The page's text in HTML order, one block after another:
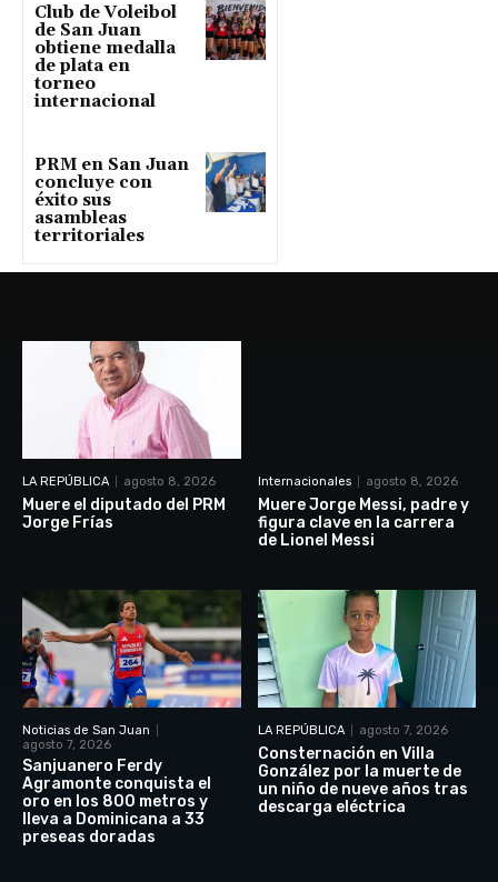
Club de Voleibol
de San Juan
obtiene medalla
de plata en
torneo
internacional
PRM en San Juan
concluye con
éxito sus
asambleas
territoriales
LA REPÚBLICA agosto 8, 2026
Muere el diputado del PRM
Jorge Frías
Internacionales agosto 8, 2026
Muere Jorge Messi, padre y
figura clave en la carrera
de Lionel Messi
Noticias de San Juan
agosto 7, 2026
Sanjuanero Ferdy
Agramonte conquista el
oro en los 800 metros y
lleva a Dominicana a 33
preseas doradas
LA REPÚBLICA agosto 7, 2026
Consternación en Villa
González por la muerte de
un niño de nueve años tras
descarga eléctrica